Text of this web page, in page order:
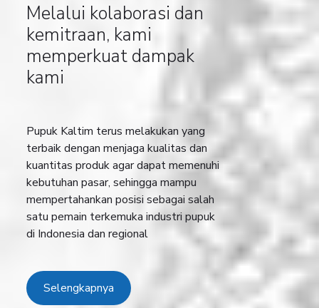
Melalui kolaborasi dan
kemitraan, kami
memperkuat dampak
kami
Pupuk Kaltim terus melakukan yang
terbaik dengan menjaga kualitas dan
kuantitas produk agar dapat memenuhi
kebutuhan pasar, sehingga mampu
mempertahankan posisi sebagai salah
satu pemain terkemuka industri pupuk
di Indonesia dan regional
Selengkapnya